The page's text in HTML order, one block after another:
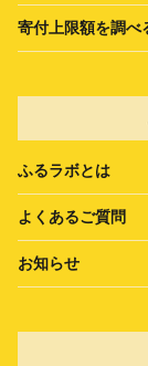
寄付上限額を調べ
ふるラボとは
よくあるご質問
お知らせ